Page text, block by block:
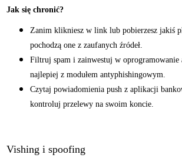
Jak się chronić?
Zanim klikniesz w link lub pobierzesz jakiś
pochodzą one z zaufanych źródeł.
Filtruj spam i zainwestuj w oprogramowanie
najlepiej z modułem antyphishingowym.
Czytaj powiadomienia push z aplikacji
kontroluj przelewy na swoim koncie.
Vishing i spoofing